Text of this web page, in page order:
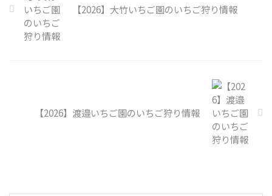
【2026】大竹いちご園のいちご狩り情報
【2026】渡邉いちご園のいちご狩り情報